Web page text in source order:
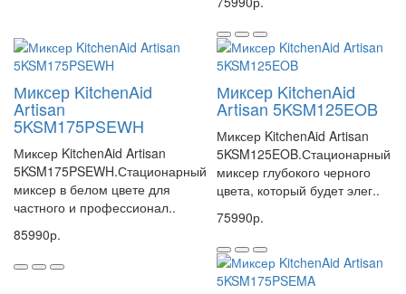
Миксер KitchenAid
Artisan
5KSM175PSEWH
Миксер KitchenAid Artisan
5KSM175PSEWH.Стационарный
миксер в белом цвете для
частного и профессионал..
85990р.
Миксер KitchenAid
Artisan 5KSM125EOB
Миксер KitchenAid Artisan
5KSM125EOB.Стационарный
миксер глубокого черного
цвета, который будет элег..
75990р.